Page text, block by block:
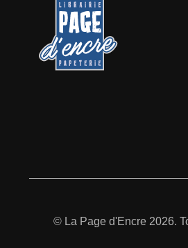
© La Page d'Encre 2026.